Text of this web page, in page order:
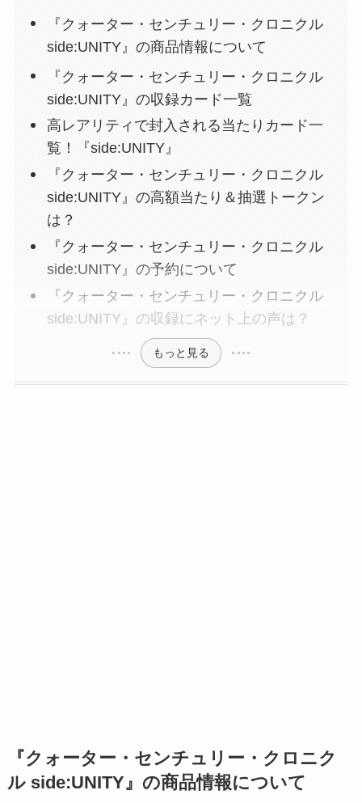
『クォーター・センチュリー・クロニクル
side:UNITY』の商品情報について
『クォーター・センチュリー・クロニクル
side:UNITY』の収録カード一覧
高レアリティで封入される当たりカード一
覧！『side:UNITY』
『クォーター・センチュリー・クロニクル
side:UNITY』の高額当たり＆抽選トークン
は？
『クォーター・センチュリー・クロニクル
side:UNITY』の予約について
『クォーター・センチュリー・クロニクル
side:UNITY』の収録にネット上の声は？
もっと見る
『クォーター・センチュリー・クロニク
ル side:UNITY』の商品情報について